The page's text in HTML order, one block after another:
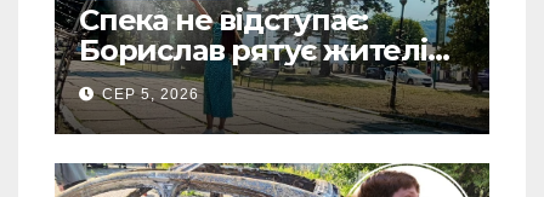
Спека не відступає:
Борислав рятує жителів
від рекордної спеки
(Фото)
СЕР 5, 2026